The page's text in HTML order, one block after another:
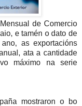
de Comercio
e tamén o dato de
as exportacións
ata a cantidade
máximo na serie
mostraron o bo